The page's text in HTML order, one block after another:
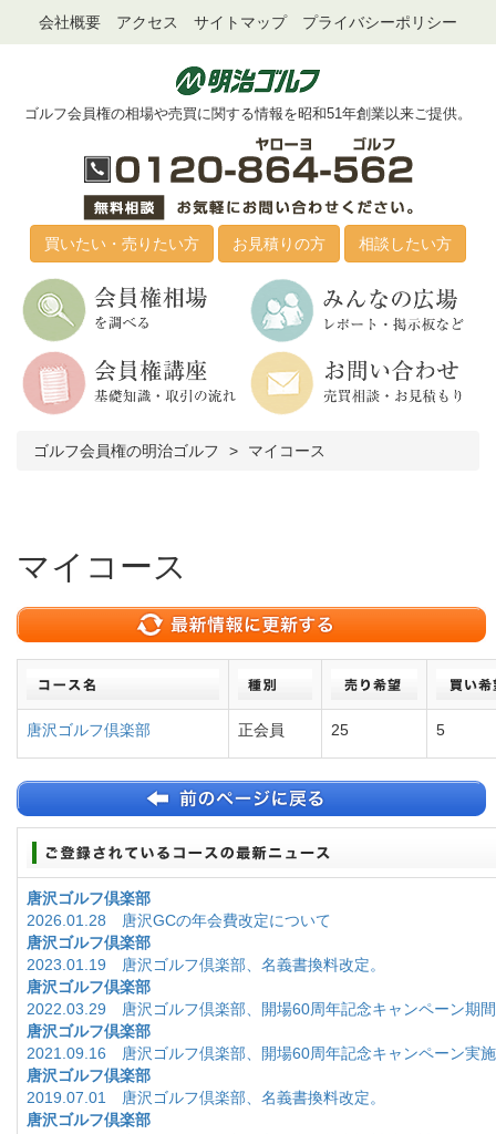
会社概要 アクセス サイトマップ プライバシーポリシー
ゴルフ会員権の相場や売買に関する情報を昭和51年創業以来ご提供。
買いたい・売りたい方 お見積りの方 相談したい方
ゴルフ会員権の明治ゴルフ マイコース
マイコース
唐沢ゴルフ倶楽部 正会員 25 5
唐沢ゴルフ倶楽部
2026.01.28 唐沢GCの年会費改定について
唐沢ゴルフ倶楽部
2023.01.19 唐沢ゴルフ倶楽部、名義書換料改定。
唐沢ゴルフ倶楽部
2022.03.29 唐沢ゴルフ倶楽部、開場60周年記念キャンペーン期
唐沢ゴルフ倶楽部
2021.09.16 唐沢ゴルフ倶楽部、開場60周年記念キャンペーン実
唐沢ゴルフ倶楽部
2019.07.01 唐沢ゴルフ倶楽部、名義書換料改定。
唐沢ゴルフ倶楽部